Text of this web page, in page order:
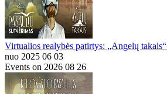
Virtualios realybės patirtys: „Angelų
nuo 2025 06 03
Events on 2026 08 26